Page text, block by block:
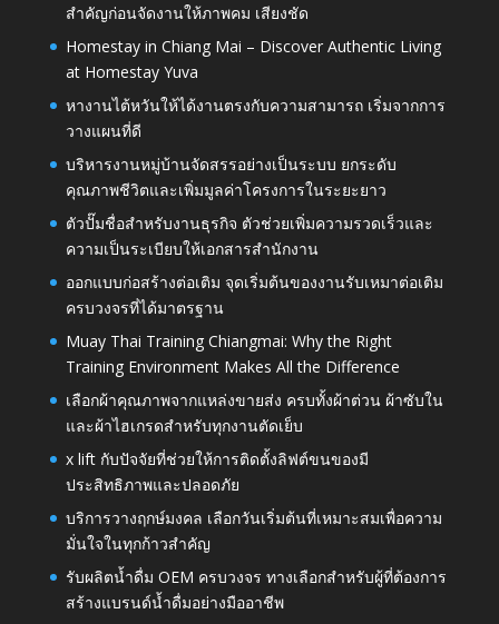
สำคัญก่อนจัดงานให้ภาพคม เสียงชัด
Homestay in Chiang Mai – Discover Authentic Living
at Homestay Yuva
หางานไต้หวันให้ได้งานตรงกับความสามารถ เริ่มจากการ
วางแผนที่ดี
บริหารงานหมู่บ้านจัดสรรอย่างเป็นระบบ ยกระดับ
คุณภาพชีวิตและเพิ่มมูลค่าโครงการในระยะยาว
ตัวปั๊มชื่อสำหรับงานธุรกิจ ตัวช่วยเพิ่มความรวดเร็วและ
ความเป็นระเบียบให้เอกสารสำนักงาน
ออกแบบก่อสร้างต่อเติม จุดเริ่มต้นของงานรับเหมาต่อเติม
ครบวงจรที่ได้มาตรฐาน
Muay Thai Training Chiangmai: Why the Right
Training Environment Makes All the Difference
เลือกผ้าคุณภาพจากแหล่งขายส่ง ครบทั้งผ้าต่วน ผ้าซับใน
และผ้าไฮเกรดสำหรับทุกงานตัดเย็บ
x lift กับปัจจัยที่ช่วยให้การติดตั้งลิฟต์ขนของมี
ประสิทธิภาพและปลอดภัย
บริการวางฤกษ์มงคล เลือกวันเริ่มต้นที่เหมาะสมเพื่อความ
มั่นใจในทุกก้าวสำคัญ
รับผลิตน้ำดื่ม OEM ครบวงจร ทางเลือกสำหรับผู้ที่ต้องการ
สร้างแบรนด์น้ำดื่มอย่างมืออาชีพ